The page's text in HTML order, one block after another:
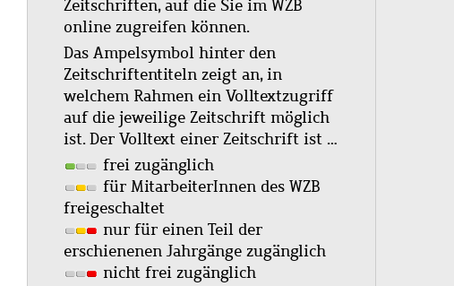
Zeitschriften, auf die Sie im WZB
online zugreifen können.
Das Ampelsymbol hinter den
Zeitschriftentiteln zeigt an, in
welchem Rahmen ein Volltextzugriff
auf die jeweilige Zeitschrift möglich
ist. Der Volltext einer Zeitschrift ist …
frei zugänglich
für MitarbeiterInnen des WZB
freigeschaltet
nur für einen Teil der
erschienenen Jahrgänge zugänglich
nicht frei zugänglich